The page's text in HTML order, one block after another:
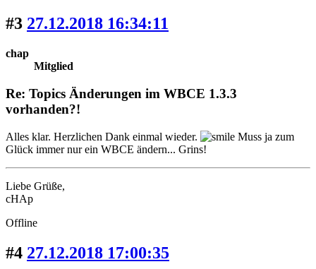
#3 27.12.2018 16:34:11
chap
Mitglied
Re: Topics Änderungen im WBCE 1.3.3
vorhanden?!
Alles klar. Herzlichen Dank einmal wieder.
Muss ja zum
Glück immer nur ein WBCE ändern... Grins!
Liebe Grüße,
cHAp
Offline
#4 27.12.2018 17:00:35